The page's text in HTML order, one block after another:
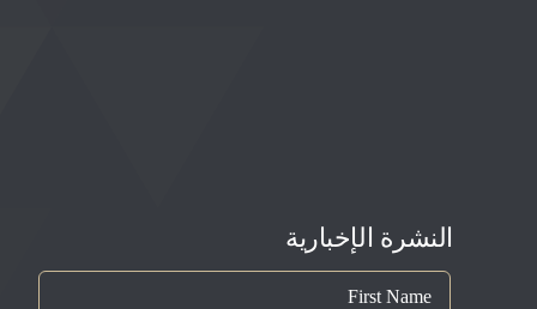
النشرة الإخبارية